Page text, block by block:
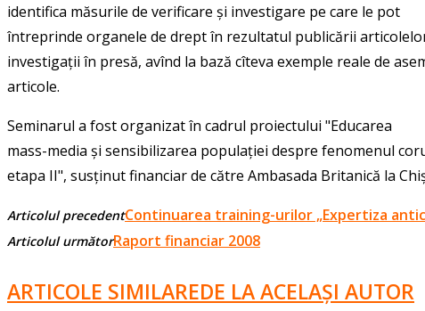
identifica măsurile de verificare și investigare pe care le pot
întreprinde organele de drept în rezultatul publicării
investigații în presă, avînd la bază cîteva exemple reale de
articole.
Seminarul a fost organizat în cadrul proiectului "Educarea
mass-media și sensibilizarea populației despre fenomenul
etapa II", susținut financiar de către Ambasada Britanică la
Articolul precedentContinuarea training-urilor „Expertiza
Articolul următorRaport financiar 2008
ARTICOLE SIMILAREDE LA ACELAȘI AUTOR